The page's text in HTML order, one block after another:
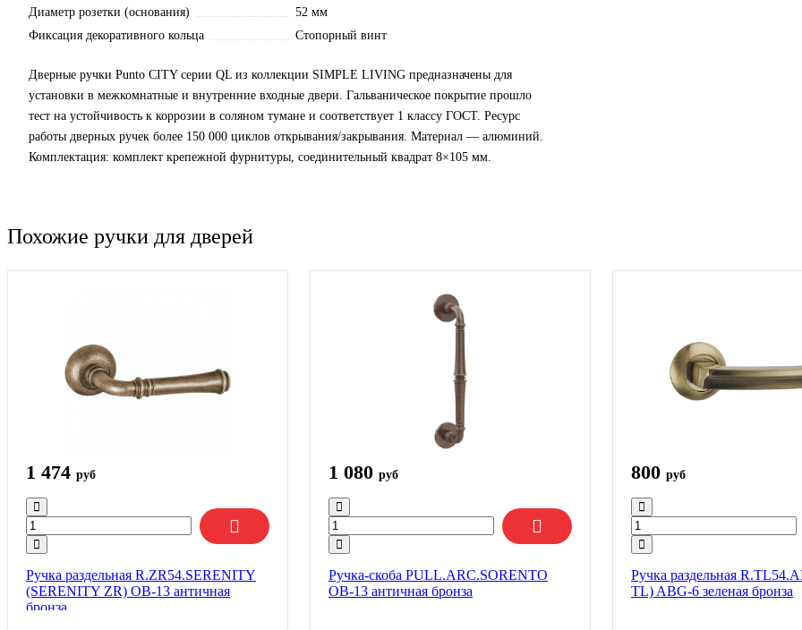
Диаметр розетки (основания)
52 мм
Фиксация декоративного кольца
Стопорный винт
Дверные ручки Punto CITY серии QL из коллекции SIMPLE LIVING предназначены для
установки в межкомнатные и внутренние входные двери. Гальваническое покрытие прошло
тест на устойчивость к коррозии в соляном тумане и соответствует 1 классу ГОСТ. Ресурс
работы дверных ручек более 150 000 циклов открывания/закрывания. Материал — алюминий.
Комплектация: комплект крепежной фурнитуры, соединительный квадрат 8×105 мм.
Похожие ручки для дверей
1 474 руб
Ручка раздельная R.ZR54.SERENITY
(SERENITY ZR) OB-13 античная
бронза
1 080 руб
Ручка-скоба PULL.ARC.SORENTO
OB-13 античная бронза
800 руб
Ручка раздельная
TL) ABG-6 зеленая бронза